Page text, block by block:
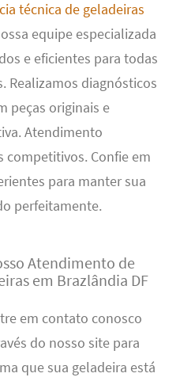
técnica de geladeiras
equipe especializada
e eficientes para todas
Realizamos diagnósticos
peças originais e
Atendimento
competitivos. Confie em
para manter sua
perfeitamente.
Atendimento de
em Brazlândia DF
em contato conosco
do nosso site para
que sua geladeira está